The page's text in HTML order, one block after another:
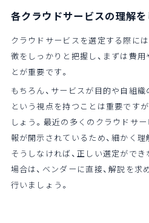
各クラウドサービスの理解
クラウドサービスを選定する際に
徴をしっかりと把握し、まずは費
とが重要です。
もちろん、サービスが目的や自組
という視点を持つことは重要です
しょう。最近の多くのクラウドサ
報が開示されているため、細かく理
そうしなければ、正しい選定がで
場合は、ベンダーに直接、解説を
行いましょう。